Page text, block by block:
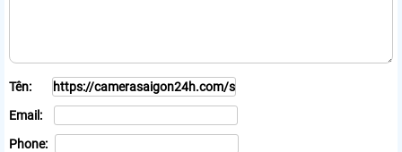
Tên:
Email:
Phone: